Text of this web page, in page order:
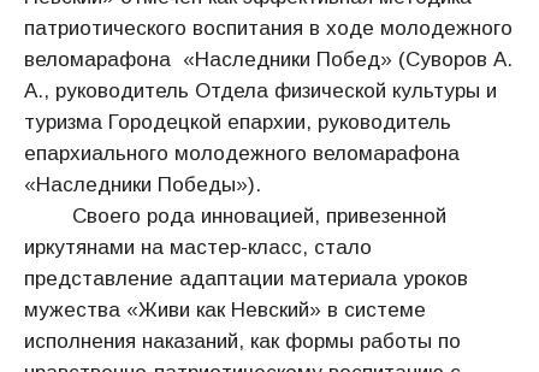
патриотического воспитания в ходе молодежного
веломарафона «Наследники Побед» (Суворов А.
А., руководитель Отдела физической культуры и
туризма Городецкой епархии, руководитель
епархиального молодежного веломарафона
«Наследники Победы»).
Своего рода инновацией, привезенной
иркутянами на мастер-класс, стало
представление адаптации материала уроков
мужества «Живи как Невский» в системе
исполнения наказаний, как формы работы по